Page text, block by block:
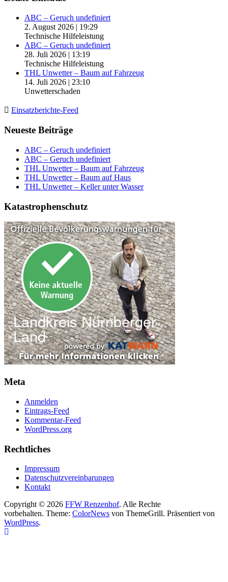
ABC – Geruch undefiniert
2. August 2026 | 19:29
Technische Hilfeleistung
ABC – Geruch undefiniert
28. Juli 2026 | 13:19
Technische Hilfeleistung
THL Unwetter – Baum auf Fahrzeug
14. Juli 2026 | 23:10
Unwetterschaden
Einsatzberichte-Feed
Neueste Beiträge
ABC – Geruch undefiniert
ABC – Geruch undefiniert
THL Unwetter – Baum auf Fahrzeug
THL Unwetter – Baum auf Haus
THL Unwetter – Keller unter Wasser
Katastrophenschutz
Meta
Anmelden
Eintrags-Feed
Kommentar-Feed
WordPress.org
Rechtliches
Impressum
Datenschutzvereinbarungen
Kontakt
Copyright © 2026 FFW Renzenhof. Alle Rechte
vorbehalten. Theme: ColorNews von ThemeGrill. Präsentiert von
WordPress.